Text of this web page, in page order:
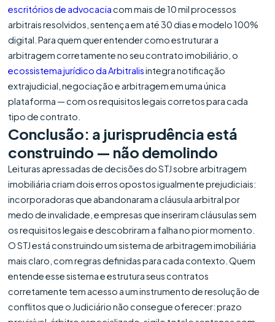
escritórios de advocaciacom mais de 10 mil processos
arbitrais resolvidos, sentença em até 30 dias e modelo 100%
digital. Para quem quer entender como estruturar a
arbitragem corretamente no seu contrato imobiliário, o
ecossistema jurídico da Arbitralisintegra notificação
extrajudicial, negociação e arbitragem em uma única
plataforma — com os requisitos legais corretos para cada
tipo de contrato.
Conclusão: a jurisprudência está
construindo — não demolindo
Leituras apressadas de decisões do STJ sobre arbitragem
imobiliária criam dois erros opostos igualmente prejudiciais:
incorporadoras que abandonaram a cláusula arbitral por
medo de invalidade, e empresas que inseriram cláusulas sem
os requisitos legais e descobriram a falha no pior momento.
O STJ está construindo um sistema de arbitragem imobiliária
mais claro, com regras definidas para cada contexto. Quem
entende esse sistema e estrutura seus contratos
corretamente tem acesso a um instrumento de resolução de
conflitos que o Judiciário não consegue oferecer: prazo